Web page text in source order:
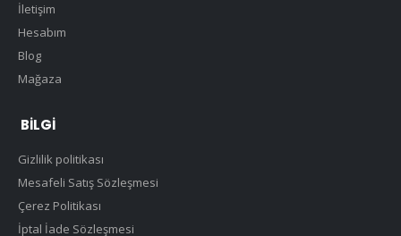
İletişim
Hesabım
Blog
Mağaza
BILGI
Gizlilik politikası
Mesafeli Satış Sözleşmesi
Çerez Politikası
İptal İade Sözleşmesi